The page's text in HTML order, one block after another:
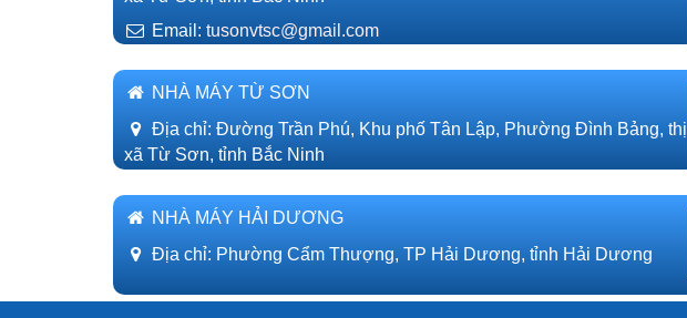
Email: tusonvtsc@gmail.com
NHÀ MÁY TỪ SƠN
Địa chỉ: Đường Trần Phú, Khu phố Tân Lập, Phường Đình Bảng, thị
xã Từ Sơn, tỉnh Bắc Ninh
NHÀ MÁY HẢI DƯƠNG
Địa chỉ: Phường Cẩm Thượng, TP Hải Dương, tỉnh Hải Dương